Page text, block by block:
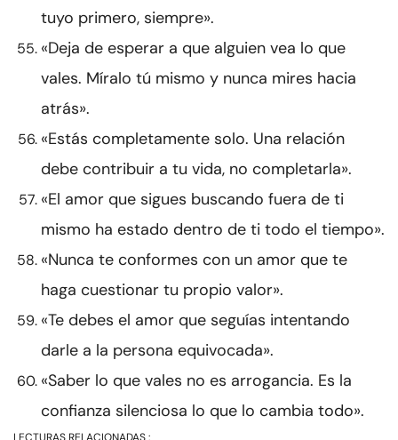
tuyo primero, siempre».
«Deja de esperar a que alguien vea lo que
vales. Míralo tú mismo y nunca mires hacia
atrás».
«Estás completamente solo. Una relación
debe contribuir a tu vida, no completarla».
«El amor que sigues buscando fuera de ti
mismo ha estado dentro de ti todo el tiempo».
«Nunca te conformes con un amor que te
haga cuestionar tu propio valor».
«Te debes el amor que seguías intentando
darle a la persona equivocada».
«Saber lo que vales no es arrogancia. Es la
confianza silenciosa lo que lo cambia todo».